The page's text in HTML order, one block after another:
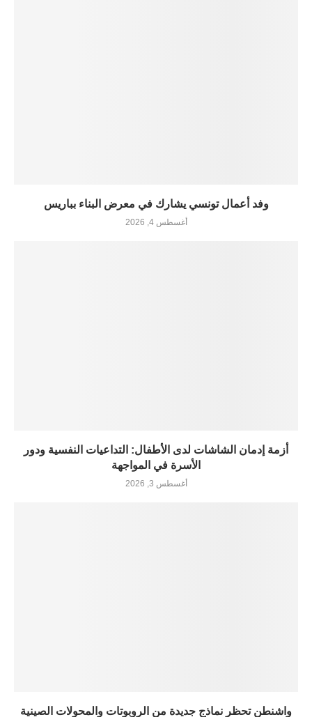
وفد أعمال تونسي يشارك في معرض البناء بباريس
أغسطس 4, 2026
أزمة إدمان الشاشات لدى الأطفال: التداعيات النفسية ودور
الأسرة في المواجهة
أغسطس 3, 2026
واشنطن تحظر نماذج جديدة من الروبوتات والمحولات الصينية